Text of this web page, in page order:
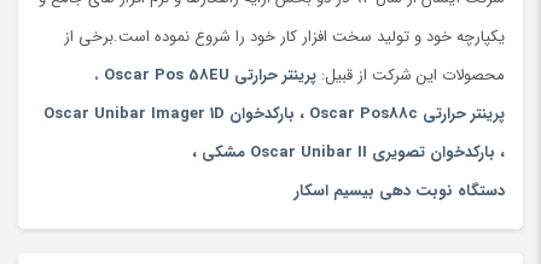
یکپارچه خود و تولید سخت افزار کار خود را شروع نموده است.برخی از
محصولات این شرکت از قبیل: پرینتر حرارتی Oscar Pos 58EU
،
پرینتر حرارتی Oscar Pos88c
، بارکدخوان Oscar Unibar Imager 1D
، بارکدخوان تصویری Oscar Unibar II مشکی
،
دستگاه نوبت دهی بیسیم اسکار
دستگاه برش لیزر ابعاد میز 4متر * 6متر و ابعاد سفارشی مختلف که می
تونیم تولید کنیم.
دستگاه برش لیزرچیست؟
قطعا تا به حال برای شما پیش اومده که دستگاه لیزر چیه و چه کاربردی
داره، با توجه به توضیحاتی که داده شد، دستگاه لیزر غیرفلزات کاربردهای